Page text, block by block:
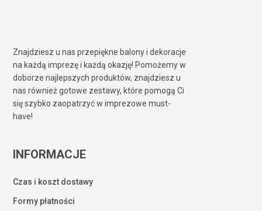
Znajdziesz u nas przepiękne balony i dekoracje
na każdą imprezę i każdą okazję! Pomożemy w
doborze najlepszych produktów, znajdziesz u
nas również gotowe zestawy, które pomogą Ci
się szybko zaopatrzyć w imprezowe must-
have!
INFORMACJE
Czas i koszt dostawy
Formy płatności